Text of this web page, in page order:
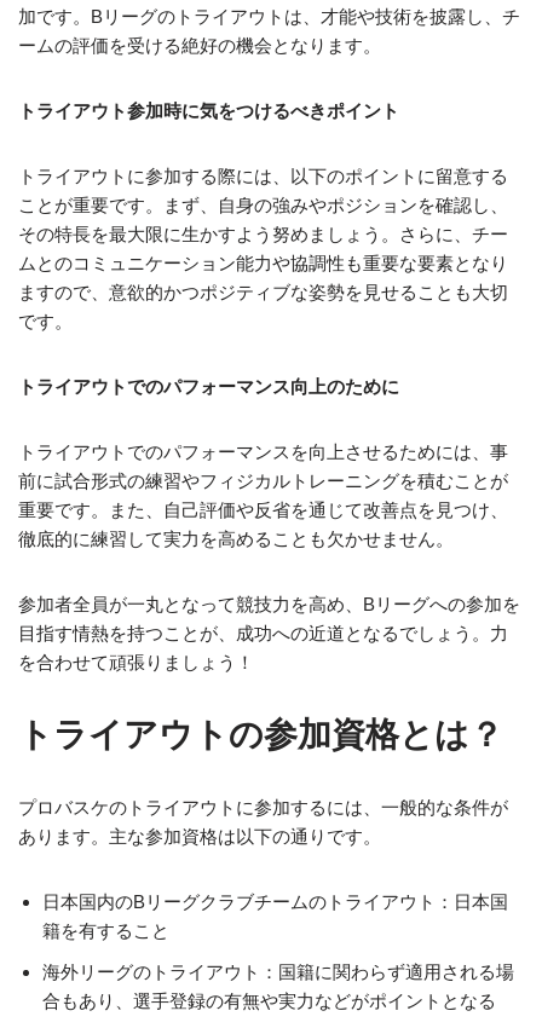
加です。Bリーグのトライアウトは、才能や技術を披露し、チ
ームの評価を受ける絶好の機会となります。
トライアウト参加時に気をつけるべきポイント
トライアウトに参加する際には、以下のポイントに留意する
ことが重要です。まず、自身の強みやポジションを確認し、
その特長を最大限に生かすよう努めましょう。さらに、チー
ムとのコミュニケーション能力や協調性も重要な要素となり
ますので、意欲的かつポジティブな姿勢を見せることも大切
です。
トライアウトでのパフォーマンス向上のために
トライアウトでのパフォーマンスを向上させるためには、事
前に試合形式の練習やフィジカルトレーニングを積むことが
重要です。また、自己評価や反省を通じて改善点を見つけ、
徹底的に練習して実力を高めることも欠かせません。
参加者全員が一丸となって競技力を高め、Bリーグへの参加を
目指す情熱を持つことが、成功への近道となるでしょう。力
を合わせて頑張りましょう！
トライアウトの参加資格とは？
プロバスケのトライアウトに参加するには、一般的な条件が
あります。主な参加資格は以下の通りです。
日本国内のBリーグクラブチームのトライアウト：日本国
籍を有すること
海外リーグのトライアウト：国籍に関わらず適用される場
合もあり、選手登録の有無や実力などがポイントとなる